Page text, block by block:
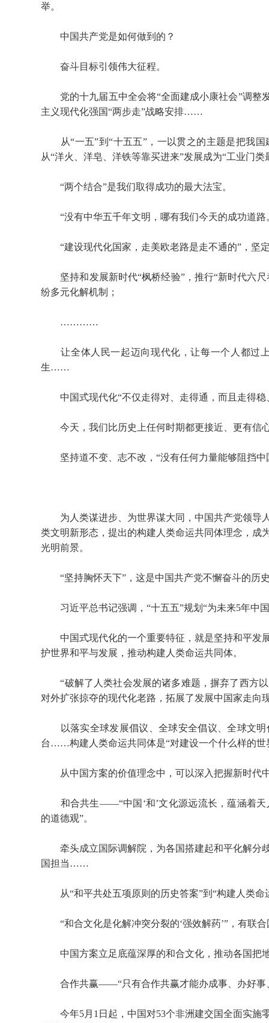
举。
中国共产党是如何做到的？
奋斗目标引领伟大征程。
党的十九届五中全会将“全面建成小康社会”调整
主义现代化强国“两步走”战略安排……
从“一五”到“十五五”，一以贯之的主题是把我国
从“洋火、洋皂、洋铁等靠买进来”发展成为“工业门
“两个结合”是我们取得成功的最大法宝。
“没有中华五千年文明，哪有我们今天的成功道路
“建设现代化国家，走美欧老路是走不通的”，坚
坚持和发展新时代“枫桥经验”，推行“新时代六尺
纷多元化解机制；
…………
让全体人民一起迈向现代化，让每一个人都过上
生……
中国式现代化“不仅走得对、走得通，而且走得稳
今天，我们比历史上任何时期都更接近、更有信
坚持道不变、志不改，“没有任何力量能够阻挡中
为人类谋进步、为世界谋大同，中国共产党领导
类文明新形态，提出的构建人类命运共同体理念，成
光明前景。
“坚持胸怀天下”，这是中国共产党不懈奋斗的历
习近平总书记强调，“十五五”规划“为未来5年中国
中国式现代化的一个重要特征，就是坚持和平发
护世界和平与发展，推动构建人类命运共同体。
“破解了人类社会发展的诸多难题，摒弃了西方以
对外扩张掠夺的现代化老路，拓展了发展中国家走向
以落实全球发展倡议、全球安全倡议、全球文明
台……构建人类命运共同体是“对建设一个什么样的世
从中国方案的价值理念中，可以深入把握新时代
和合共生——“中国‘和’文化源远流长，蕴涵着天
的道德观”。
牵头成立国际调解院，为各国搭建起和平化解分
国担当……
从“和平共处五项原则的历史答案”到“构建人类命
“和合文化是化解冲突分裂的‘强效解药’”，有联合
中国方案立足底蕴深厚的和合文化，推动各国把
合作共赢——“只有合作共赢才能办成事、办好事
今年5月1日起，中国对53个非洲建交国全面实施